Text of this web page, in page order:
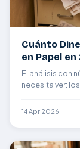
Cuánto
en Papel en
El análisis con
necesita ver:
14 Apr 2026